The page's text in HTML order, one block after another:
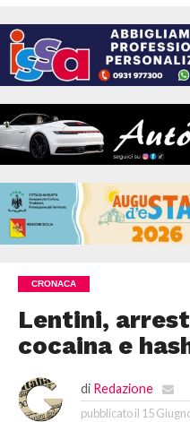
CRONACA
Lentini,
cocaina e
di Redazione
pubblicato il 15